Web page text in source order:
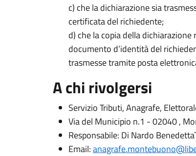
c) che la dichiarazione sia
certificata del richiedente;
d) che la copia della
documento d’identità del
trasmesse tramite posta
A chi rivolgersi
Servizio Tributi, Anagrafe,
Via del Municipio n.1 - 02040 ,
Responsabile: Di Nardo
Email: